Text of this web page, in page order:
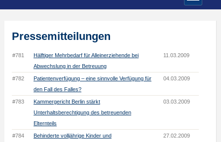
Pressemitteilungen
#781
Hälftiger Mehrbedarf für Alleinerziehende bei
Abwechslung in der Betreuung
11.03.2009
#782
Patientenverfügung – eine sinnvolle Verfügung für
den Fall des Falles?
04.03.2009
#783
Kammergericht Berlin stärkt
Unterhaltsberechtigung des betreuenden
Elternteils
03.03.2009
#784
Behinderte volljährige Kinder und
27.02.2009